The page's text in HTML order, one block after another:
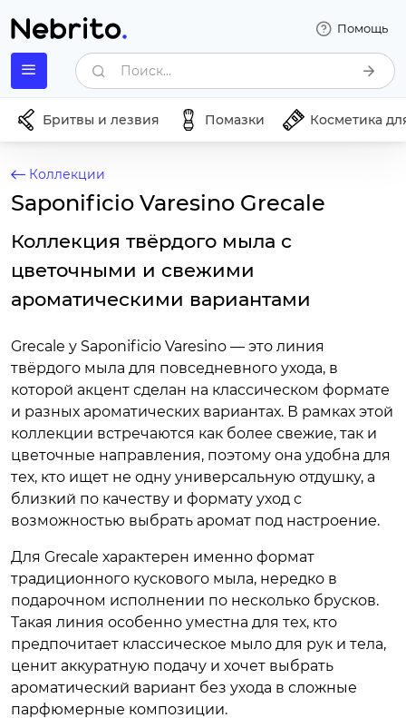
Помощь
Поиск...
Бритвы и лезвия Помазки Косметика
Коллекции
Saponificio Varesino Grecale
Коллекция твёрдого мыла с
цветочными и свежими
ароматическими вариантами
Grecale у Saponificio Varesino — это линия
твёрдого мыла для повседневного ухода, в
которой акцент сделан на классическом формате
и разных ароматических вариантах. В рамках этой
коллекции встречаются как более свежие, так и
цветочные направления, поэтому она удобна для
тех, кто ищет не одну универсальную отдушку, а
близкий по качеству и формату уход с
возможностью выбрать аромат под настроение.
Для Grecale характерен именно формат
традиционного кускового мыла, нередко в
подарочном исполнении по несколько брусков.
Такая линия особенно уместна для тех, кто
предпочитает классическое мыло для рук и тела,
ценит аккуратную подачу и хочет выбрать
ароматический вариант без ухода в сложные
парфюмерные композиции.